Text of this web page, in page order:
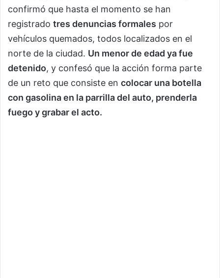
confirmó que hasta el momento se han
registrado tres denuncias formales por
vehículos quemados, todos localizados en el
norte de la ciudad. Un menor de edad ya fue
detenido, y confesó que la acción forma parte
de un reto que consiste en colocar una botella
con gasolina en la parrilla del auto, prenderla
fuego y grabar el acto.